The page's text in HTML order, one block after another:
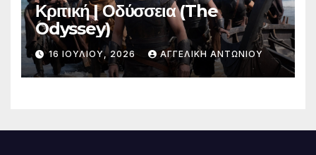
Κριτική | Οδύσσεια (The
Odyssey)
16 ΙΟΥΛΊΟΥ, 2026 ΑΓΓΕΛΙΚΉ ΑΝΤΩΝΊΟΥ